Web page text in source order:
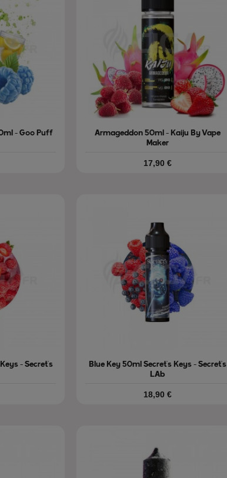
- Goo Puff
Armageddon 50ml - Kaiju By Vape
Maker
Prix
17,90 €
- Secret's
Blue Key 50ml Secret's Keys - Secret's
LAb
Prix
18,90 €